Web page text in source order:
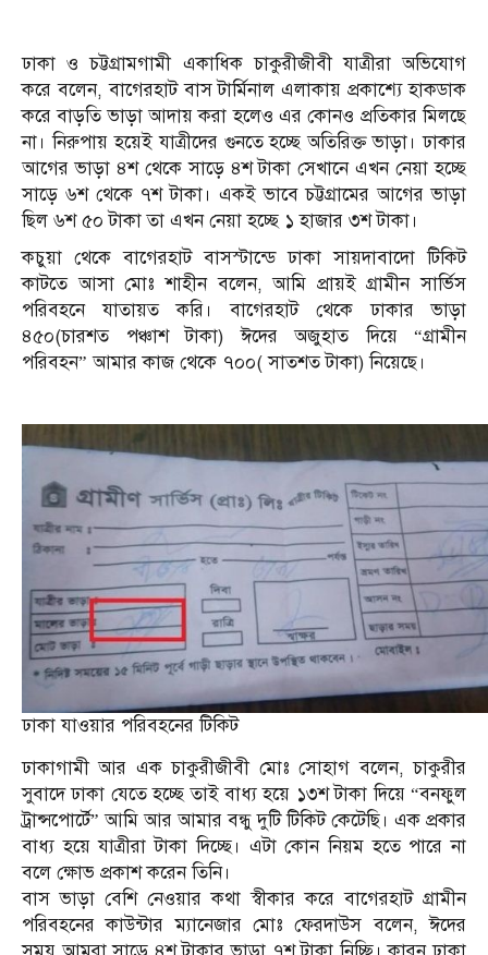
ঢাকা ও চট্টগ্রামগামী একাধিক চাকুরীজীবী যাত্রীরা অভিযোগ
করে বলেন, বাগেরহাট বাস টার্মিনাল এলাকায় প্রকাশ্যে হাকডাক
করে বাড়তি ভাড়া আদায় করা হলেও এর কোনও প্রতিকার মিলছে
না। নিরুপায় হয়েই যাত্রীদের গুনতে হচ্ছে অতিরিক্ত ভাড়া। ঢাকার
আগের ভাড়া ৪শ থেকে সাড়ে ৪শ টাকা সেখানে এখন নেয়া হচ্ছে
সাড়ে ৬শ থেকে ৭শ টাকা। একই ভাবে চট্টগ্রামের আগের ভাড়া
ছিল ৬শ ৫০ টাকা তা এখন নেয়া হচ্ছে ১ হাজার ৩শ টাকা।
কচুয়া থেকে বাগেরহাট বাসস্টান্ডে ঢাকা সায়দাবাদো টিকিট
কাটতে আসা মোঃ শাহীন বলেন, আমি প্রায়ই গ্রামীন সার্ভিস
পরিবহনে যাতায়ত করি। বাগেরহাট থেকে ঢাকার ভাড়া
৪৫০(চারশত পঞ্চাশ টাকা) ঈদের অজুহাত দিয়ে “গ্রামীন
পরিবহন” আমার কাজ থেকে ৭০০( সাতশত টাকা) নিয়েছে।
ঢাকা যাওয়ার পরিবহনের টিকিট
ঢাকাগামী আর এক চাকুরীজীবী মোঃ সোহাগ বলেন, চাকুরীর
সুবাদে ঢাকা যেতে হচ্ছে তাই বাধ্য হয়ে ১৩শ টাকা দিয়ে “বনফুল
ট্রান্সপোর্টে” আমি আর আমার বন্ধু দুটি টিকিট কেটেছি। এক প্রকার
বাধ্য হয়ে যাত্রীরা টাকা দিচ্ছে। এটা কোন নিয়ম হতে পারে না
বলে ক্ষোভ প্রকাশ করেন তিনি।
বাস ভাড়া বেশি নেওয়ার কথা স্বীকার করে বাগেরহাট গ্রামীন
পরিবহনের কাউন্টার ম্যানেজার মোঃ ফেরদাউস বলেন, ঈদের